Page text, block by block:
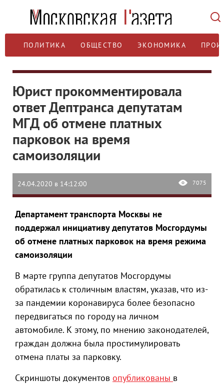
ПОЛИТИКА ОБЩЕСТВО ЭКОНОМИКА
Юрист прокомментировала
ответ Дептранса депутатам
МГД об отмене платных
парковок на время
самоизоляции
24.04.2020 в 14:12:00 7075
Департамент транспорта Москвы не
поддержал инициативу депутатов Мосгордумы
об отмене платных парковок на время режима
самоизоляции
В марте группа депутатов Мосгордумы
обратилась к столичным властям, указав, что из-
за пандемии коронавируса более безопасно
передвигаться по городу на личном
автомобиле. К этому, по мнению законодателей,
граждан должна была простимулировать
отмена платы за парковку.
Скриншоты документов опубликованы в